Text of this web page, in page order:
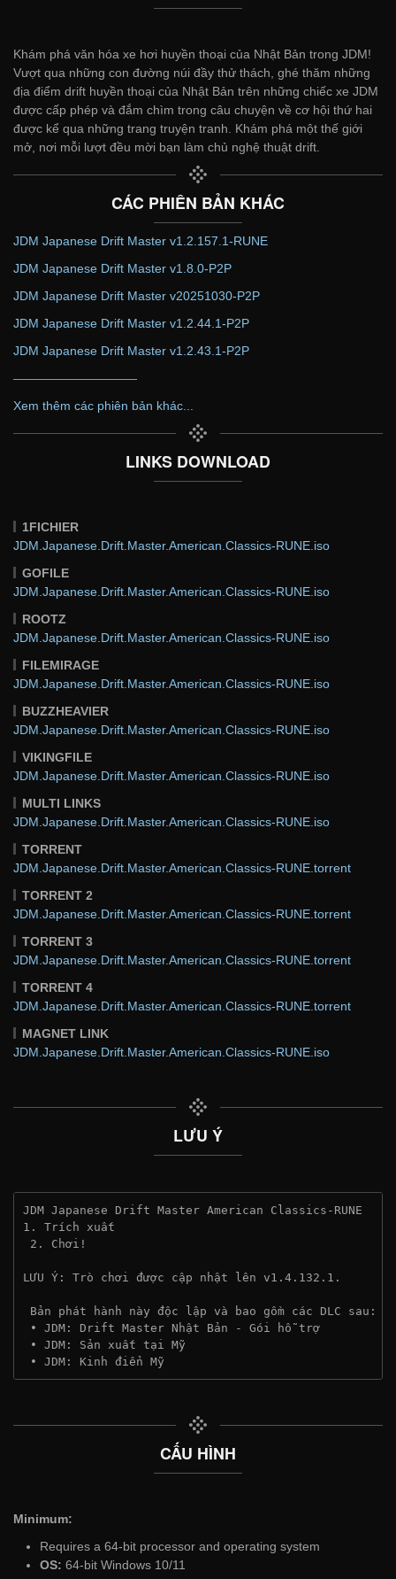
Khám phá văn hóa xe hơi huyền thoại của Nhật Bản trong JDM!
Vượt qua những con đường núi đầy thử thách, ghé thăm những
địa điểm drift huyền thoại của Nhật Bản trên những chiếc xe JDM
được cấp phép và đắm chìm trong câu chuyện về cơ hội thứ hai
được kể qua những trang truyện tranh. Khám phá một thế giới
mở, nơi mỗi lượt đều mời bạn làm chủ nghệ thuật drift.
CÁC PHIÊN BẢN KHÁC
JDM Japanese Drift Master v1.2.157.1-RUNE
JDM Japanese Drift Master v1.8.0-P2P
JDM Japanese Drift Master v20251030-P2P
JDM Japanese Drift Master v1.2.44.1-P2P
JDM Japanese Drift Master v1.2.43.1-P2P
——————————
Xem thêm các phiên bản khác...
LINKS DOWNLOAD
1FICHIER
JDM.Japanese.Drift.Master.American.Classics-RUNE.iso
GOFILE
JDM.Japanese.Drift.Master.American.Classics-RUNE.iso
ROOTZ
JDM.Japanese.Drift.Master.American.Classics-RUNE.iso
FILEMIRAGE
JDM.Japanese.Drift.Master.American.Classics-RUNE.iso
BUZZHEAVIER
JDM.Japanese.Drift.Master.American.Classics-RUNE.iso
VIKINGFILE
JDM.Japanese.Drift.Master.American.Classics-RUNE.iso
MULTI LINKS
JDM.Japanese.Drift.Master.American.Classics-RUNE.iso
TORRENT
JDM.Japanese.Drift.Master.American.Classics-RUNE.torrent
TORRENT 2
JDM.Japanese.Drift.Master.American.Classics-RUNE.torrent
TORRENT 3
JDM.Japanese.Drift.Master.American.Classics-RUNE.torrent
TORRENT 4
JDM.Japanese.Drift.Master.American.Classics-RUNE.torrent
MAGNET LINK
JDM.Japanese.Drift.Master.American.Classics-RUNE.iso
LƯU Ý
JDM Japanese Drift Master American Classics-RUNE
1. Trích xuất
2. Chơi!
LƯU Ý: Trò chơi được cập nhật lên v1.4.132.1.
Bản phát hành này độc lập và bao gồm các DLC sau:
• JDM: Drift Master Nhật Bản - Gói hỗ trợ
• JDM: Sản xuất tại Mỹ
• JDM: Kinh điển Mỹ
CẤU HÌNH
Minimum:
Requires a 64-bit processor and operating system
OS: 64-bit Windows 10/11